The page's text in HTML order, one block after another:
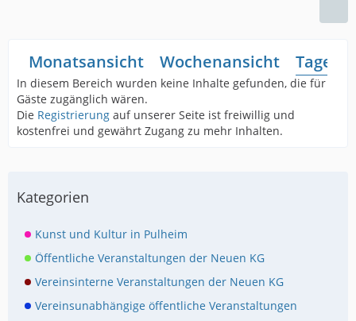
Monatsansicht Wochenansicht
In diesem Bereich wurden keine Inhalte gefunden, die für
Gäste zugänglich wären.
Die Registrierung auf unserer Seite ist freiwillig und
kostenfrei und gewährt Zugang zu mehr Inhalten.
Kategorien
Kunst und Kultur in Pulheim
Öffentliche Veranstaltungen der Neuen KG
Vereinsinterne Veranstaltungen der Neuen KG
Vereinsunabhängige öffentliche Veranstaltungen